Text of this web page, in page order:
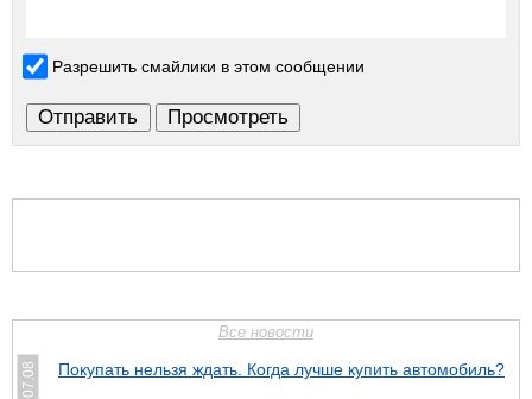
Разрешить смайлики в этом сообщении
Все новости
07.08 Покупать нельзя ждать. Когда лучше купить автомобиль?